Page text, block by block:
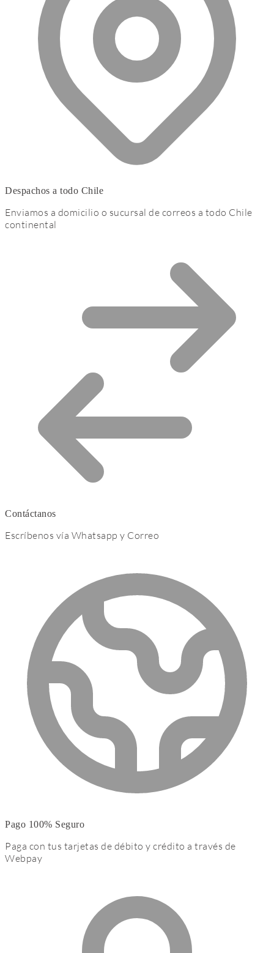
Despachos a todo Chile
Enviamos a domicilio o sucursal de correos a todo Chile
continental
Contáctanos
Escríbenos vía Whatsapp y Correo
Pago 100% Seguro
Paga con tus tarjetas de débito y crédito a través de
Webpay